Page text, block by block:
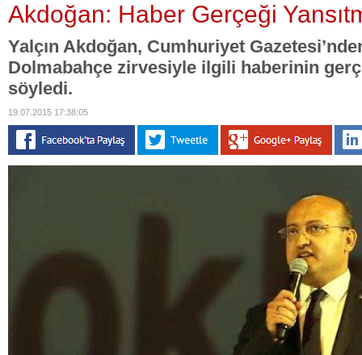
Akdoğan: Haber Gerçeği
Yalçın Akdoğan, Cumhuriyet
Dolmabahçe zirvesiyle ilgili haberinin
söyledi.
19.07.2015 17:38:05